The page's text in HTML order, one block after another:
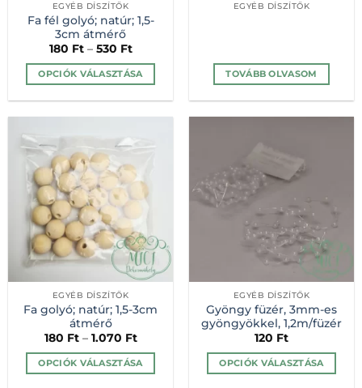
EGYÉB DÍSZÍTŐK
Fa fél golyó; natúr; 1,5-
3cm átmérő
180 Ft– 530 Ft
OPCIÓK VÁLASZTÁSA
több
variációja
van.
A
változatok
a
termékoldalon
választhatók
ki
EGYÉB DÍSZÍTŐK
TOVÁBB OLVASOM
EGYÉB DÍSZÍTŐK
Fa golyó; natúr; 1,5-3cm
átmérő
180 Ft– 1.070 Ft
OPCIÓK VÁLASZTÁSA
EGYÉB DÍSZÍTŐK
Gyöngy füzér, 3mm-es
gyöngyökkel, 1,2m/füzér
120 Ft
OPCIÓK VÁLASZTÁSA